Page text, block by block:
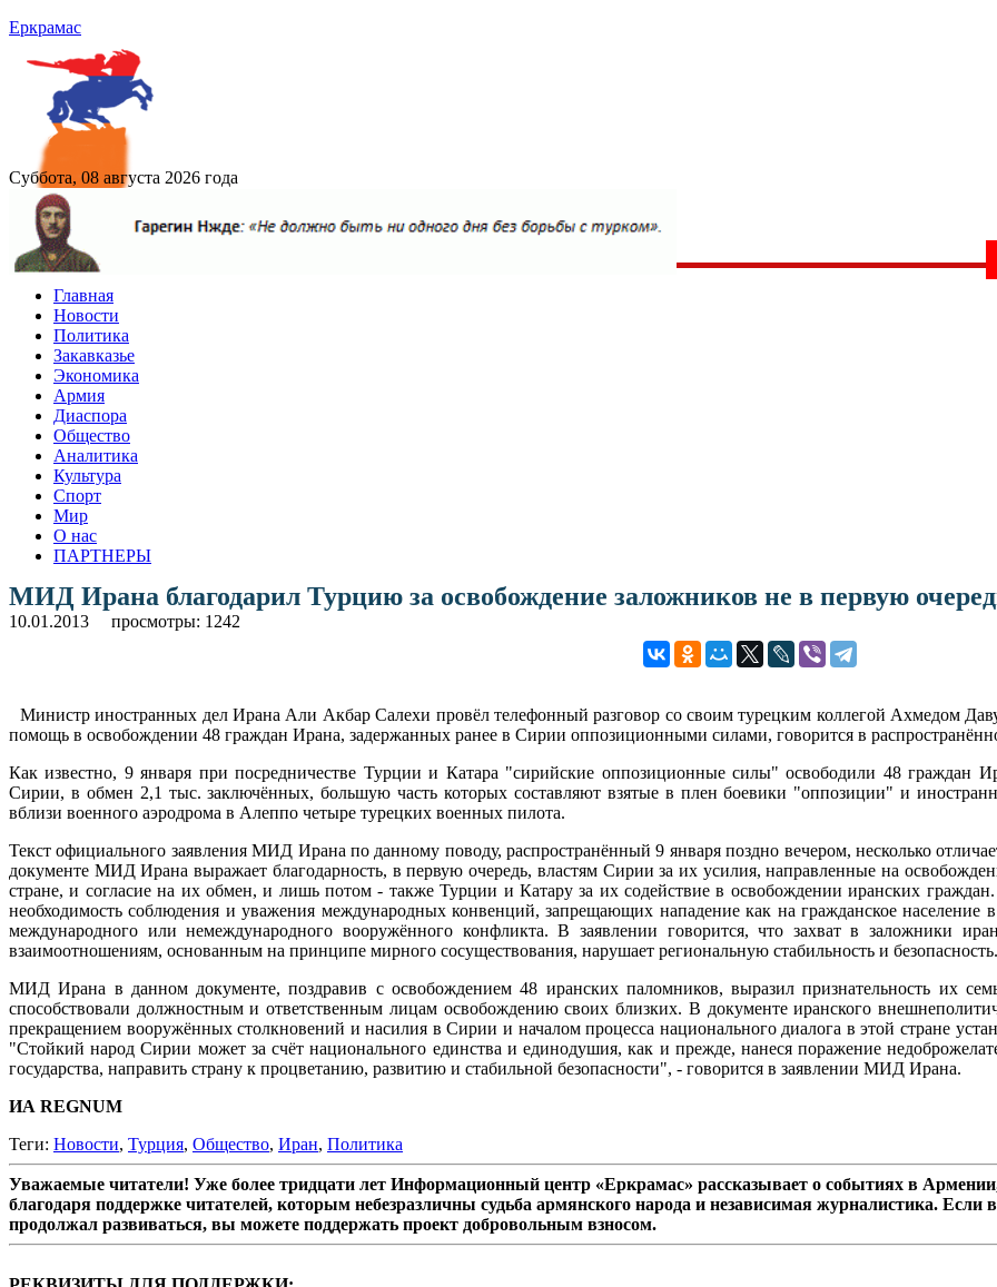
Еркрамас
Суббота, 08 августа 2026 года
Главная
Новости
Политика
Закавказье
Экономика
Армия
Диаспора
Общество
Аналитика
Культура
Спорт
Мир
О нас
ПАРТНЕРЫ
МИД Ирана благодарил Турцию за освобождение заложников не в первую
10.01.2013 просмотры: 1242
Министр иностранных дел Ирана Али Акбар Салехи провёл телефонный разговор со своим турецким коллегой Ахмедом
помощь в освобождении 48 граждан Ирана, задержанных ранее в Сирии оппозиционными силами, говорится в
Как известно, 9 января при посредничестве Турции и Катара "сирийские оппозиционные силы" освободили 48 граждан
Сирии, в обмен 2,1 тыс. заключённых, большую часть которых составляют взятые в плен боевики "оппозиции" и
вблизи военного аэродрома в Алеппо четыре турецких военных пилота.
Текст официального заявления МИД Ирана по данному поводу, распространённый 9 января поздно вечером, несколько
документе МИД Ирана выражает благодарность, в первую очередь, властям Сирии за их усилия, направленные на
стране, и согласие на их обмен, и лишь потом - также Турции и Катару за их содействие в освобождении иранских
необходимость соблюдения и уважения международных конвенций, запрещающих нападение как на гражданское
международного или немеждународного вооружённого конфликта. В заявлении говорится, что захват в заложники
взаимоотношениям, основанным на принципе мирного сосуществования, нарушает региональную стабильность и безопасность.
МИД Ирана в данном документе, поздравив с освобождением 48 иранских паломников, выразил признательность их
способствовали должностным и ответственным лицам освобождению своих близких. В документе иранского
прекращением вооружённых столкновений и насилия в Сирии и началом процесса национального диалога в этой стране
"Стойкий народ Сирии может за счёт национального единства и единодушия, как и прежде, нанеся поражение
государства, направить страну к процветанию, развитию и стабильной безопасности", - говорится в заявлении МИД Ирана.
ИА REGNUM
Теги: Новости, Турция, Общество, Иран, Политика
Уважаемые читатели! Уже более тридцати лет Информационный центр «Еркрамас» рассказывает о событиях в
благодаря поддержке читателей, которым небезразличны судьба армянского народа и независимая журналистика.
продолжал развиваться, вы можете поддержать проект добровольным взносом.